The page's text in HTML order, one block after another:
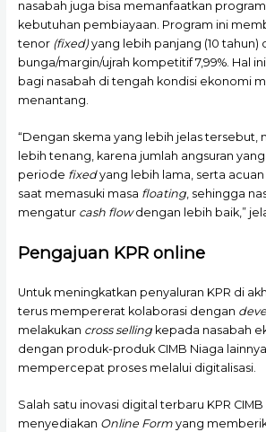
nasabah juga bisa memanfaatkan program
kebutuhan pembiayaan. Program ini
tenor (fixed)yang lebih panjang (10 tahun)
bunga/margin/ujrah kompetitif 7,99%. Hal
bagi nasabah di tengah kondisi ekonomi
menantang.
“Dengan skema yang lebih jelas tersebut,
lebih tenang, karena jumlah angsuran
periode fixedyang lebih lama, serta
saat memasuki masa floating, sehingga
mengatur cash flowdengan lebih baik,”
Pengajuan KPR online
Untuk meningkatkan penyaluran KPR di
terus mempererat kolaborasi dengan
melakukan cross sellingkepada nasabah
dengan produk-produk CIMB Niaga
mempercepat proses melalui digitalisasi.
Salah satu inovasi digital terbaru KPR
menyediakan Online Form yang